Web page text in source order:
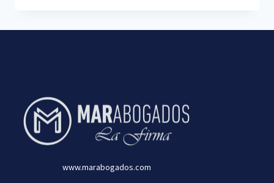
DE
www.marabogados.com